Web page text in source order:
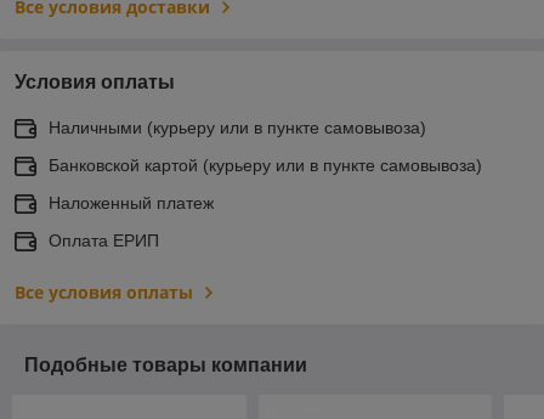
Все условия доставки
Условия оплаты
Наличными (курьеру или в пункте самовывоза)
Банковской картой (курьеру или в пункте самовывоза)
Наложенный платеж
Оплата ЕРИП
Все условия оплаты
Подобные товары компании